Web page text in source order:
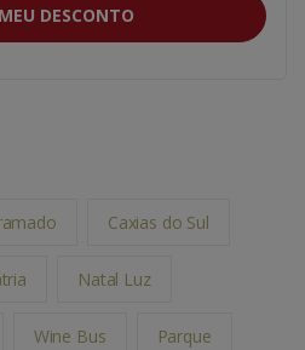
DESCONTO
Caxias do Sul
Natal Luz
Wine Bus Parque